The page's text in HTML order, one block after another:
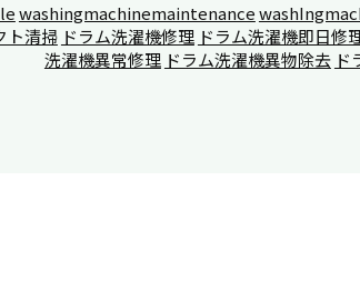
washingmachinemaintenance
ト清掃 ドラム洗濯機修理 ドラム洗濯機即日修
洗濯機異常修理 ドラム洗濯機異物除去 ド